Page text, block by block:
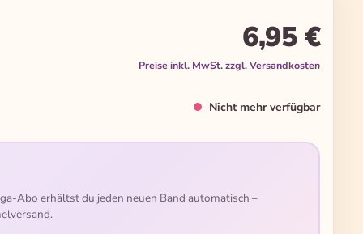
6,95 €
Preise inkl. MwSt. zzgl. Versandkosten
Nicht mehr verfügbar
Abo erhältst du jeden neuen Band automatisch –